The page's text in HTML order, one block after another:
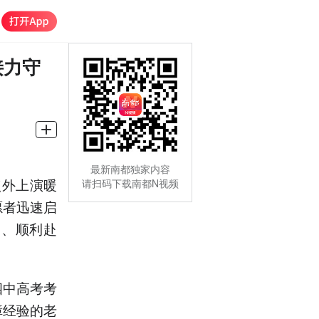
守
上演暖
迅速启
顺利赴
高考考
验的老
最新南都独家内容
请扫码下载南都N视频